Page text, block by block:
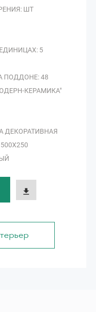
ШТ
5
ПОДДОНЕ: 48
КЕРАМИКА"
ДЕКОРАТИВНАЯ